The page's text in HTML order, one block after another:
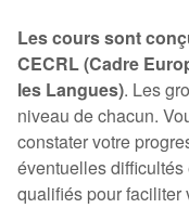
Les cours sont
CECRL (Cadre
les Langues). Les
niveau de chacun.
constater votre
éventuelles
qualifiés pour faciliter